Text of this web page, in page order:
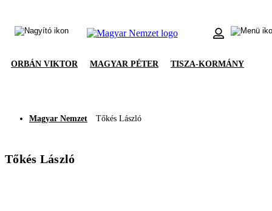
ORBÁN VIKTOR MAGYAR PÉTER TISZA-KORMÁNY
Magyar Nemzet Tőkés László
Tőkés László